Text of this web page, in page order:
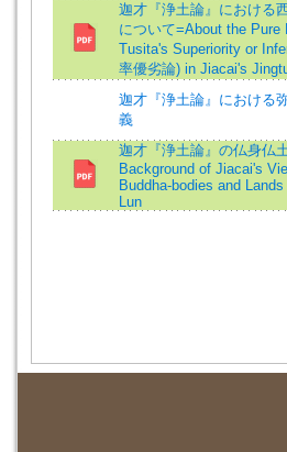
迦才『浄土論』における
について=About the Pure
Tusita's Superiority or
率優劣論) in Jiacai's
迦才『浄土論』における
義
迦才『浄土論』の仏身仏
Background of Jiacai's
Buddha-bodies and
Lun